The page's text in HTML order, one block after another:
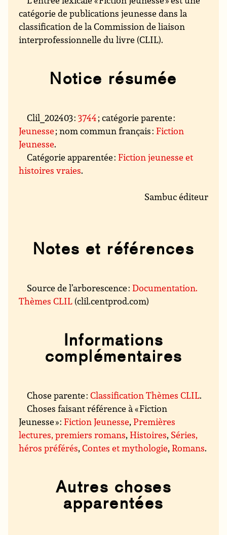
catégorie de publications jeunesse dans la
classification de la Commission de liaison
interprofessionnelle du livre (CLIL).
Notice résumée
Clil_202403 :3744; catégorie parente :
Jeunesse; nom commun français :Fiction
Jeunesse.
Catégorie apparentée :Fiction jeunesse et
histoires vraies.
Sambuc éditeur
Notes et références
Source de l’arborescence :Documentation.
Thèmes CLIL (clil.centprod.com)
Informations
complémentaires
Chose parente :Classification Thèmes CLIL.
Choses faisant référence à « Fiction
Jeunesse » :Fiction Jeunesse,Premières
lectures, premiers romans,Histoires, Séries,
héros préférés,Contes et mythologie,Romans.
Autres choses
apparentées